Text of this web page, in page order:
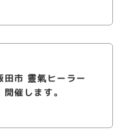
田市 靈氣ヒーラー
催します。